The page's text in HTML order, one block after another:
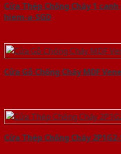
Cửa Thép Chống Cháy 1
hiem-a-SGD
Cửa Gỗ Chống Cháy MDF
Cửa Thép Chống Cháy 2P1G2-